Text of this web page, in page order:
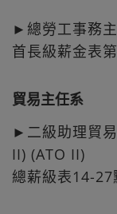
►總勞工事務
首長級薪金表
貿易主任系
►二級助理貿
II) (ATO II)
總薪級表14-